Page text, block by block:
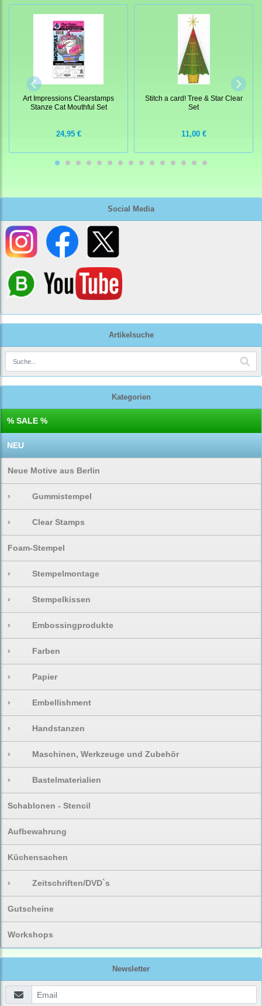
Social Media
Artikelsuche
Kategorien
% SALE %
NEU
Neue Motive aus Berlin
› Gummistempel
› Clear Stamps
Foam-Stempel
› Stempelmontage
› Stempelkissen
› Embossingprodukte
› Farben
› Papier
› Embellishment
› Handstanzen
› Maschinen, Werkzeuge und Zubehör
› Bastelmaterialien
Schablonen - Stencil
Aufbewahrung
Küchensachen
› Zeitschriften/DVD`s
Gutscheine
Workshops
Newsletter
Art Impressions Clearstamps
Stanze Cat Mouthful Set
24,95 €
Stitch a card! Tree & Star Clear
Set
11,00 €